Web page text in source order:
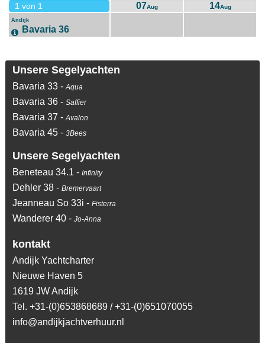
1 von 1 07Aug 14Aug
Andijk
Bavaria 36
Unsere Segelyachten
Bavaria 33 - Aqua
Bavaria 36 - Saffier
Bavaria 37 - Avalon
Bavaria 45 - 3Bees
Unsere Segelyachten
Beneteau 34.1 - Infinity
Dehler 38 - Bremervaart
Jeanneau So 33i - Fisterra
Wanderer 40 - Jo-Anna
kontakt
Andijk Yachtcharter
Nieuwe Haven 5
1619 JW Andijk
Tel. +31-(0)653868689 / +31-(0)651070055
info@andijkjachtverhuur.nl